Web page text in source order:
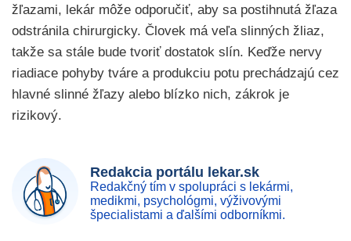
žľazami, lekár môže odporučiť, aby sa postihnutá žľaza
odstránila chirurgicky. Človek má veľa slinných žliaz,
takže sa stále bude tvoriť dostatok slín. Keďže nervy
riadiace pohyby tváre a produkciu potu prechádzajú cez
hlavné slinné žľazy alebo blízko nich, zákrok je
rizikový.
Redakcia portálu lekar.sk
Redakčný tím v spolupráci s lekármi,
medikmi, psychológmi, výživovými
špecialistami a ďalšími odborníkmi.